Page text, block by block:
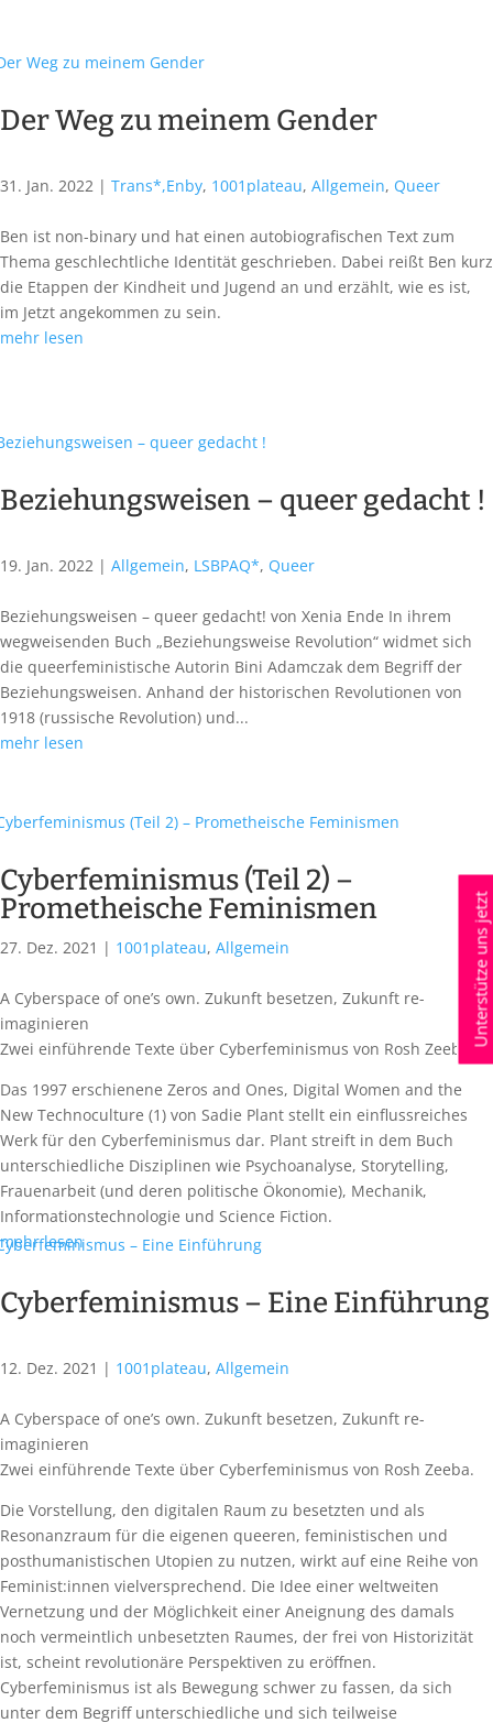
Der Weg zu meinem Gender
31. Jan. 2022 | Trans*,Enby, 1001plateau, Allgemein, Queer
Ben ist non-binary und hat einen autobiografischen Text zum
Thema geschlechtliche Identität geschrieben. Dabei reißt Ben kurz
die Etappen der Kindheit und Jugend an und erzählt, wie es ist,
im Jetzt angekommen zu sein.
mehr lesen
Beziehungsweisen – queer gedacht !
19. Jan. 2022 | Allgemein, LSBPAQ*, Queer
Beziehungsweisen – queer gedacht! von Xenia Ende In ihrem
wegweisenden Buch „Beziehungsweise Revolution“ widmet sich
die queerfeministische Autorin Bini Adamczak dem Begriff der
Beziehungsweisen. Anhand der historischen Revolutionen von
1918 (russische Revolution) und...
mehr lesen
Cyberfeminismus (Teil 2) –
Prometheische Feminismen
27. Dez. 2021 | 1001plateau, Allgemein
A Cyberspace of one’s own. Zukunft besetzen, Zukunft re-
imaginieren
Zwei einführende Texte über Cyberfeminismus von Rosh Zeeba
Das 1997 erschienene Zeros and Ones, Digital Women and the
New Technoculture (1) von Sadie Plant stellt ein einflussreiches
Werk für den Cyberfeminismus dar. Plant streift in dem Buch
unterschiedliche Disziplinen wie Psychoanalyse, Storytelling,
Frauenarbeit (und deren politische Ökonomie), Mechanik,
Informationstechnologie und Science Fiction.
mehr lesen
Cyberfeminismus – Eine Einführung
12. Dez. 2021 | 1001plateau, Allgemein
A Cyberspace of one’s own. Zukunft besetzen, Zukunft re-
imaginieren
Zwei einführende Texte über Cyberfeminismus von Rosh Zeeba.
Die Vorstellung, den digitalen Raum zu besetzten und als
Resonanzraum für die eigenen queeren, feministischen und
posthumanistischen Utopien zu nutzen, wirkt auf eine Reihe von
Feminist:innen vielversprechend. Die Idee einer weltweiten
Vernetzung und der Möglichkeit einer Aneignung des damals
noch vermeintlich unbesetzten Raumes, der frei von Historizität
ist, scheint revolutionäre Perspektiven zu eröffnen.
Cyberfeminismus ist als Bewegung schwer zu fassen, da sich
unter dem Begriff unterschiedliche und sich teilweise
Unterstütze uns jetzt